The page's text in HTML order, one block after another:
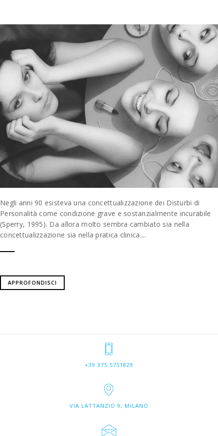
Negli anni 90 esisteva una concettualizzazione dei Disturbi di
Personalità come condizione grave e sostanzialmente incurabile
(Sperry, 1995). Da allora molto sembra cambiato sia nella
concettualizzazione sia nella pratica clinica....
APPROFONDISCI
+39 375 5751829
VIA LATTANZIO 9, MILANO